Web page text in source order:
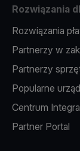
Rozwiązania
Rozwiązania
Partnerzy w
Partnerzy
Popularne
Centrum
Partner Portal